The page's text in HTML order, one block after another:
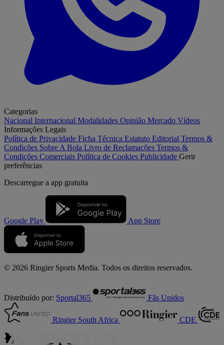
Categorias
Nacional Internacional Modalidades Opinião Mercado Vídeos
Informações Legais
Política de Privacidade Ficha Técnica Estatuto Editorial Termos &
Condições Sobre A Bola Livro de Reclamações Termos &
Condições Comerciais Política de Cookies Publicidade Gerir
preferências
Descarregue a app gratuita
Google Play App Store
© 2026 Ringier Sports Media. Todos os direitos reservados.
Distribuído por: Sportal365 Fãs Unidos
Ringier South Africa CDE